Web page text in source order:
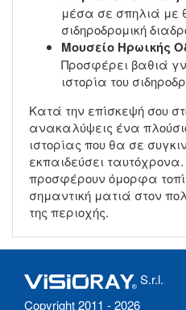
μέσα σε σπηλιά με
σιδηροδρομική
Μουσείο Ηρωικής
Προσφέρει βαθιά
ιστορία του
Κατά την επίσκεψή σου
ανακαλύψεις ένα
ιστορίας που θα σε
εκπαιδεύσει
προσφέρουν όμορφα
σημαντική ματιά στον
της περιοχής.
S.r.l.
Copyright 2011 - 2026